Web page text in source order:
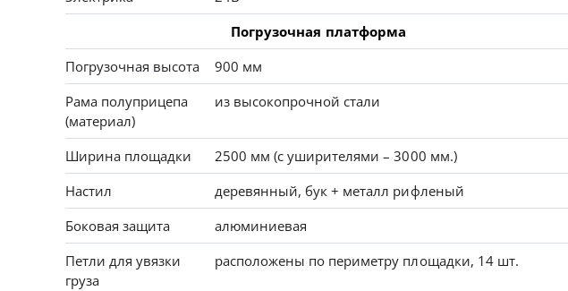
Погрузочная платформа
Погрузочная высота
900 мм
Рама полуприцепа
(материал)
из высокопрочной стали
Ширина площадки
2500 мм (с уширителями – 3000 мм.)
Настил
деревянный, бук + металл рифленый
Боковая защита
алюминиевая
Петли для увязки
груза
расположены по периметру площадки, 14 шт.